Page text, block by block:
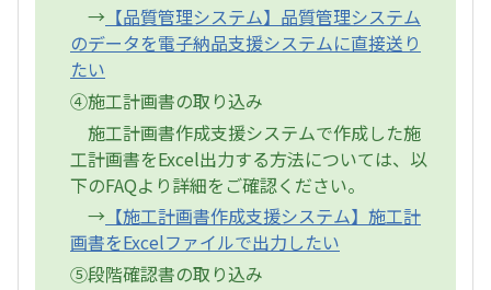
→ 【品質管理システム】品質管理システム
のデータを電子納品支援システムに直接送り
たい
④施工計画書の取り込み
施工計画書作成支援システムで作成した施
工計画書をExcel出力する方法については、以
下のFAQより詳細をご確認ください。
→ 【施工計画書作成支援システム】施工計
画書をExcelファイルで出力したい
⑤段階確認書の取り込み